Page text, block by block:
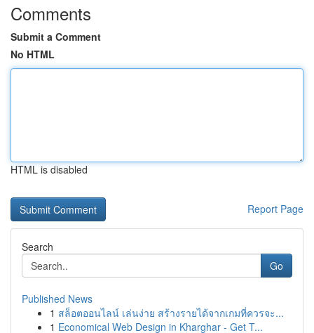
Comments
Submit a Comment
No HTML
HTML is disabled
Report Page
Search
Go
Published News
1 สล็อตออนไลน์ เล่นง่าย สร้างรายได้จากเกมที่ควรจะ...
1 Economical Web Design in Kharghar - Get T...